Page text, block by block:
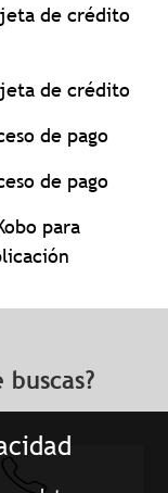
de crédito
de crédito
de pago
de pago
para